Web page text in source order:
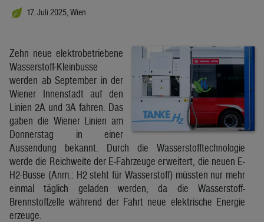
17. Juli 2025, Wien
Zehn neue elektrobetriebene
Wasserstoff-Kleinbusse
werden ab September in der
Wiener Innenstadt auf den
Linien 2A und 3A fahren. Das
gaben die Wiener Linien am
Donnerstag in einer
Aussendung bekannt. Durch die Wasserstofftechnologie
werde die Reichweite der E-Fahrzeuge erweitert, die neuen E-
H2-Busse (Anm.: H2 steht für Wasserstoff) müssten nur mehr
einmal täglich geladen werden, da die Wasserstoff-
Brennstoffzelle während der Fahrt neue elektrische Energie
erzeuge.